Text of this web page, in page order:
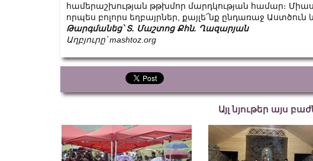
համերաշխության թթխմոր մարդկության համար։
որպես բոլորս եղբայրներ, քայլե՜նք ընդառաջ
Թարգմանեց՝ Տ. Մաշտոց Քհն. Ղազարյան
Աղբյուրը՝ mashtoz.org
Այլ նյութեր այս